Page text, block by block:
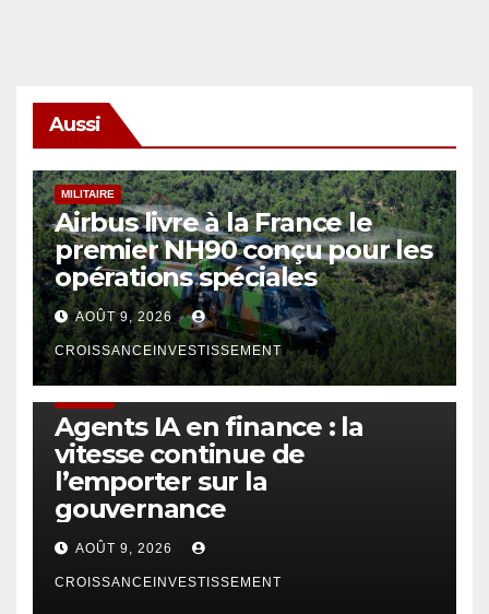
Aussi
MILITAIRE
Airbus livre à la France le
premier NH90 conçu pour les
opérations spéciales
AOÛT 9, 2026
CROISSANCEINVESTISSEMENT
Agents IA en finance : la
vitesse continue de
l’emporter sur la
gouvernance
AOÛT 9, 2026
CROISSANCEINVESTISSEMENT